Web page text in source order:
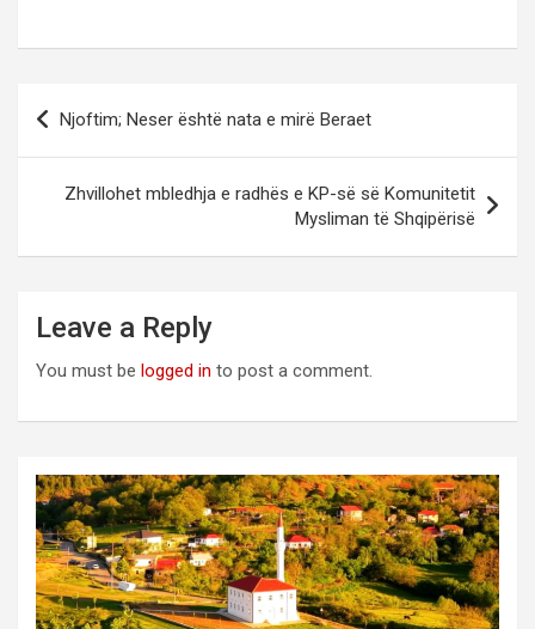
Post
navigation
Njoftim; Neser është nata e mirë Beraet
Zhvillohet mbledhja e radhës e KP-së së Komunitetit
Mysliman të Shqipërisë
Leave a Reply
You must be logged in to post a comment.